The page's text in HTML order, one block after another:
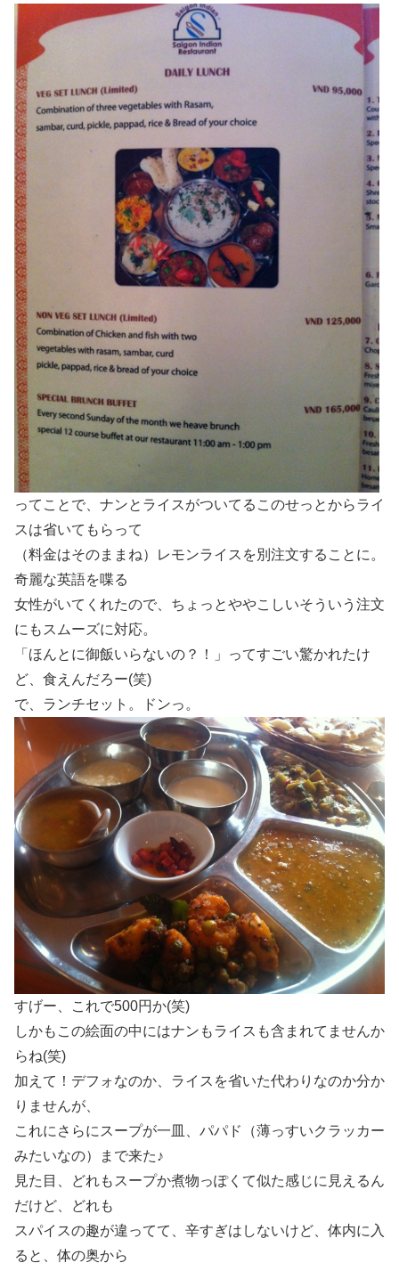
ってことで、ナンとライスがついてるこのせっとからライ
スは省いてもらって
（料金はそのままね）レモンライスを別注文することに。
奇麗な英語を喋る
女性がいてくれたので、ちょっとややこしいそういう注文
にもスムーズに対応。
「ほんとに御飯いらないの？！」ってすごい驚かれたけ
ど、食えんだろー(笑)
で、ランチセット。ドンっ。
すげー、これで500円か(笑)
しかもこの絵面の中にはナンもライスも含まれてませんか
らね(笑)
加えて！デフォなのか、ライスを省いた代わりなのか分か
りませんが、
これにさらにスープが一皿、パパド（薄っすいクラッカー
みたいなの）まで来た♪
見た目、どれもスープか煮物っぽくて似た感じに見えるん
だけど、どれも
スパイスの趣が違ってて、辛すぎはしないけど、体内に入
ると、体の奥から